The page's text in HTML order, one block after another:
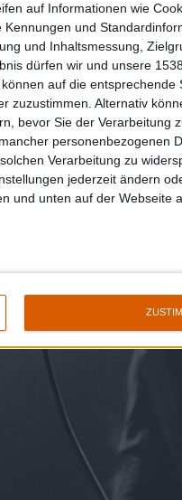
auf Informationen wie
und
und Inhaltsmessung,
dürfen wir und unsere
auf die entsprechende
zuzustimmen. Alternativ
bevor Sie der Verarbeitung
personenbezogenen
Verarbeitung zu
jederzeit ändern
und unten auf der Webseite